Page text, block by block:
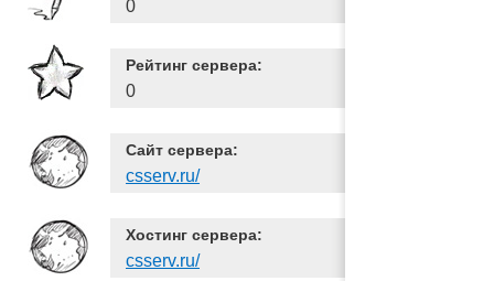
0
Рейтинг сервера:
0
Сайт сервера:
csserv.ru/
Хостинг сервера:
csserv.ru/